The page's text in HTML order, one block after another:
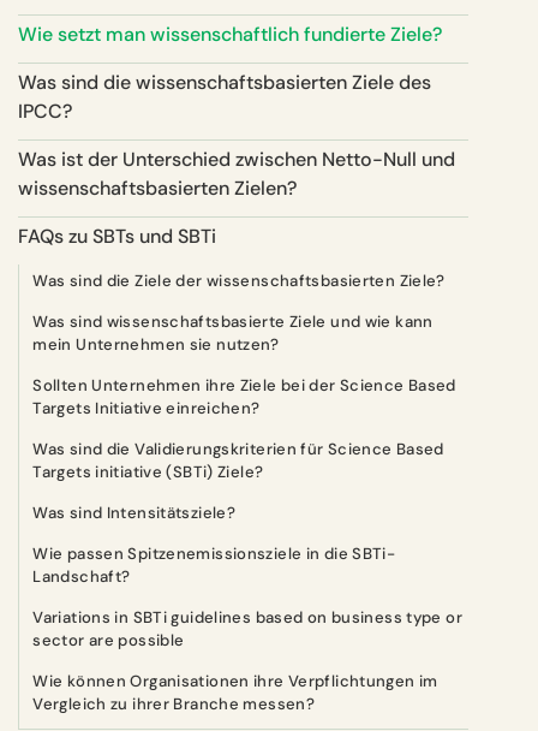
Wie setzt man wissenschaftlich fundierte Ziele?
Was sind die wissenschaftsbasierten Ziele des
IPCC?
Was ist der Unterschied zwischen Netto-Null und
wissenschaftsbasierten Zielen?
FAQs zu SBTs und SBTi
Was sind die Ziele der wissenschaftsbasierten Ziele?
Was sind wissenschaftsbasierte Ziele und wie kann
mein Unternehmen sie nutzen?
Sollten Unternehmen ihre Ziele bei der Science Based
Targets Initiative einreichen?
Was sind die Validierungskriterien für Science Based
Targets initiative (SBTi) Ziele?
Was sind Intensitätsziele?
Wie passen Spitzenemissionsziele in die SBTi-
Landschaft?
Variations in SBTi guidelines based on business type or
sector are possible
Wie können Organisationen ihre Verpflichtungen im
Vergleich zu ihrer Branche messen?